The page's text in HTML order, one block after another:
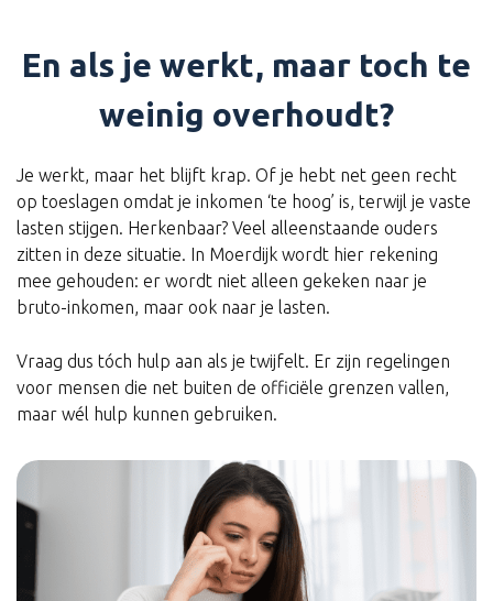
En als je werkt, maar toch te
weinig overhoudt?
Je werkt, maar het blijft krap. Of je hebt net geen recht
op toeslagen omdat je inkomen ‘te hoog’ is, terwijl je vaste
lasten stijgen. Herkenbaar? Veel alleenstaande ouders
zitten in deze situatie. In Moerdijk wordt hier rekening
mee gehouden: er wordt niet alleen gekeken naar je
bruto-inkomen, maar ook naar je lasten.
Vraag dus tóch hulp aan als je twijfelt. Er zijn regelingen
voor mensen die net buiten de officiële grenzen vallen,
maar wél hulp kunnen gebruiken.